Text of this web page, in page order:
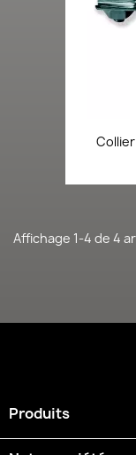
Affichage 1-4 de 4
Produits